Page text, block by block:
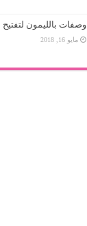
وصفات بالليمون لتفتيح
مايو 16, 2018